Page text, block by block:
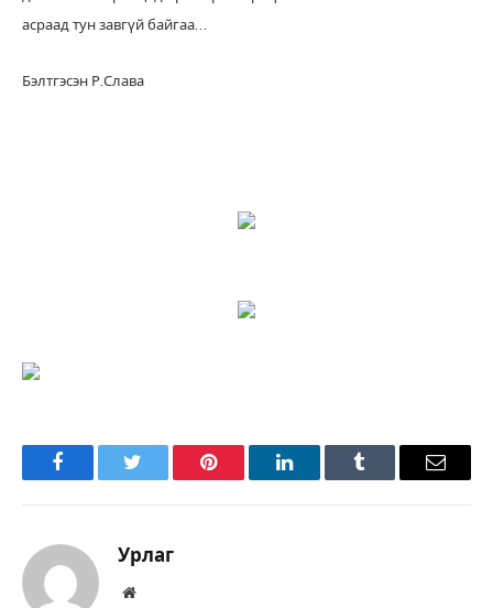
асраад тун завгүй байгаа…
Бэлтгэсэн Р.Слава
FacebookTwitter Pinterest LinkedInTumblr Имэйл
Урлаг
Вэбсайт